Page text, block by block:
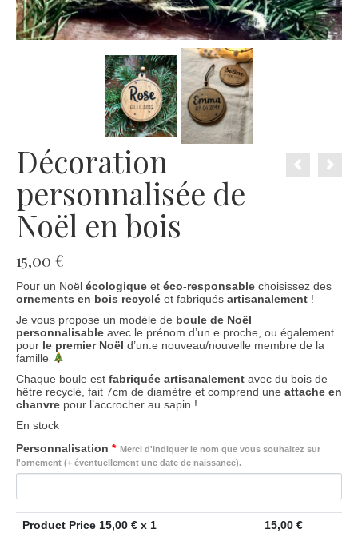
Décoration
personnalisée de
Noël en bois
15,00 €
Pour un Noël écologique et éco-responsable choisissez des
ornements en bois recyclé et fabriqués artisanalement !
Je vous propose un modèle de boule de Noël
personnalisable avec le prénom d’un.e proche, ou également
pour le premier Noël d’un.e nouveau/nouvelle membre de la
famille
Chaque boule est fabriquée artisanalement avec du bois de
hêtre recyclé, fait 7cm de diamètre et comprend une attache en
chanvre pour l’accrocher au sapin !
En stock
Personnalisation * Merci d'indiquer le nom que vous souhaitez sur
l'ornement (+ éventuellement une date de naissance).
Product Price 15,00€ x 1 15,00€